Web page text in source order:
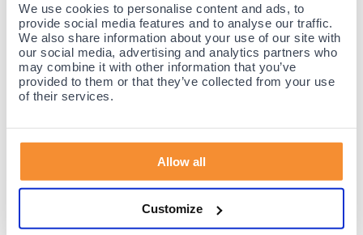
We use cookies to personalise content and ads, to
provide social media features and to analyse our traffic.
We also share information about your use of our site with
our social media, advertising and analytics partners who
may combine it with other information that you’ve
provided to them or that they’ve collected from your use
of their services.
Allow all
Customize
MYSOLE Racketsport inlegzolen (Per
paar)
(6)
29,95
MYSOLE inlegzolen - Sport - Fieldsport
(Per paar)
(7)
29,95